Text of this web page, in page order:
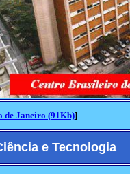
de Janeiro (91Kb)]
e Tecnologia